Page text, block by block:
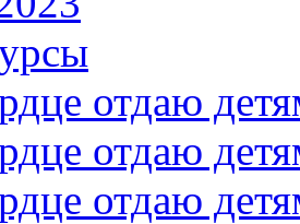
отдаю
отдаю
отдаю